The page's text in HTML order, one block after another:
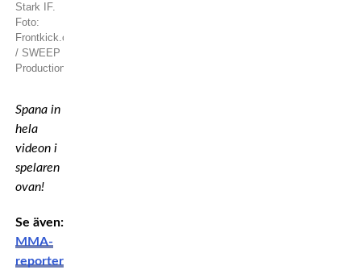
Stark IF.
Foto:
Frontkick.online
/ SWEEP
Productions
Spana in
hela
videon i
spelaren
ovan!
Se även:
MMA-
reporter